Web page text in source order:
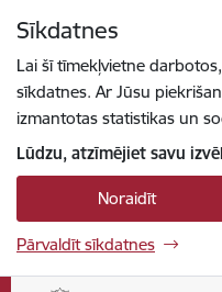
Sīkdatnes
Lai šī tīmekļvietne
sīkdatnes. Ar Jūsu
izmantotas statistikas un
Lūdzu, atzīmējiet savu
Noraidīt
Pārvaldīt sīkdatnes